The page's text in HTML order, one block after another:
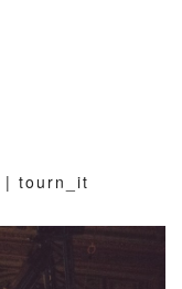
| tourn_it